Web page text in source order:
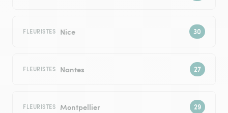
FLEURISTES Nice
FLEURISTES Nantes
FLEURISTES Montpellier